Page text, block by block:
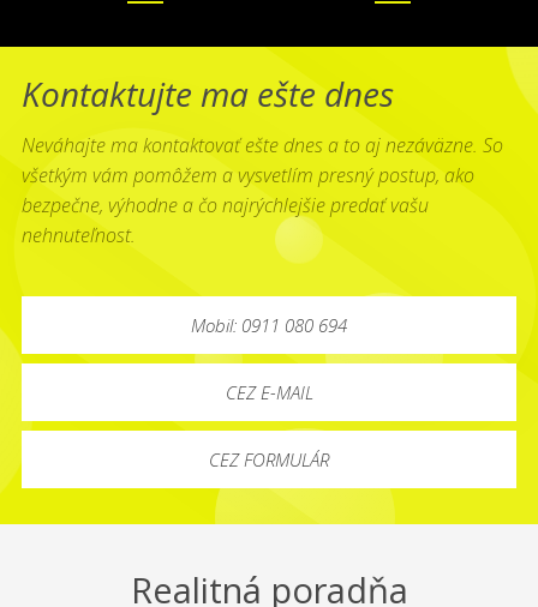
Kontaktujte ma ešte dnes
Neváhajte ma kontaktovať ešte dnes a to aj nezáväzne. So
všetkým vám pomôžem a vysvetlím presný postup, ako
bezpečne, výhodne a čo najrýchlejšie predať vašu
nehnuteľnost.
Mobil: 0911 080 694
CEZ E-MAIL
CEZ FORMULÁR
Realitná poradňa